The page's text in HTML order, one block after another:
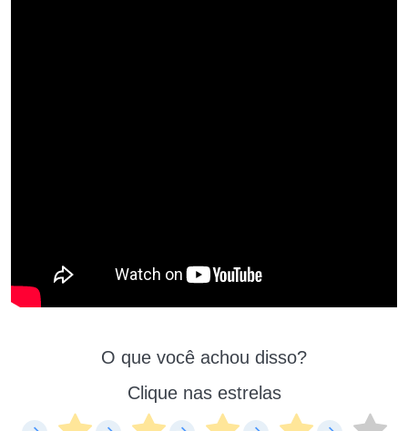
O que você achou disso?
Clique nas estrelas